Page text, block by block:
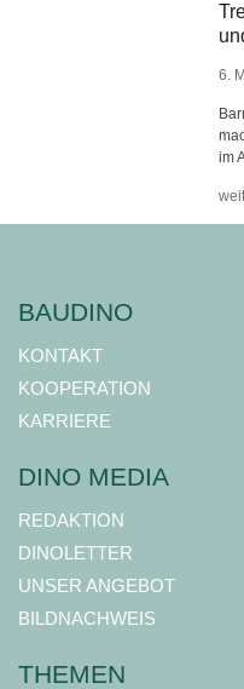
6.
im
BAUDINO
KONTAKT
KOOPERATION
KARRIERE
DINO MEDIA
REDAKTION
DINOLETTER
UNSER ANGEBOT
BILDNACHWEIS
THEMEN